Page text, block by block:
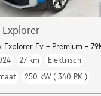
auto | Sièges Av chauffants
Explorer
Explorer Ev - Premium -
27 km
Elektrisch
250 kW ( 340 PK )